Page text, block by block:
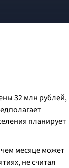
32 млн рублей,
планирует
месяце может
не считая